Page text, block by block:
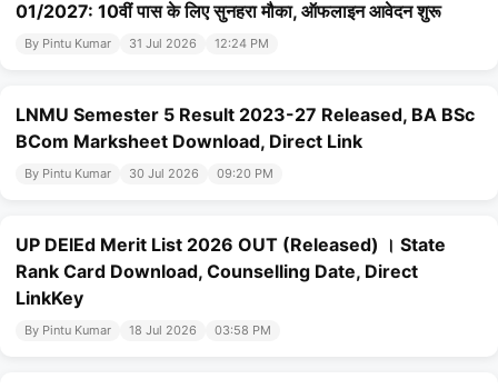
01/2027: 10वीं पास के लिए सुनहरा मौका, ऑफलाइन आवेदन शुरू
By Pintu Kumar 31 Jul 2026 12:24 PM
LNMU Semester 5 Result 2023-27 Released, BA BSc
BCom Marksheet Download, Direct Link
By Pintu Kumar 30 Jul 2026 09:20 PM
UP DElEd Merit List 2026 OUT (Released) । State
Rank Card Download, Counselling Date, Direct
LinkKey
By Pintu Kumar 18 Jul 2026 03:58 PM